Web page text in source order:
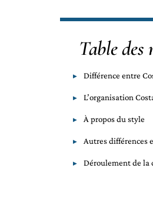
Table des
Différence entre
L’organisation
À propos du style
Autres différences
Déroulement de la